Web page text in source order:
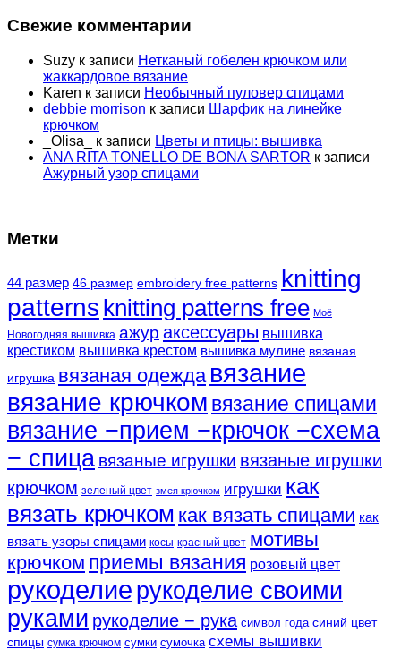
Свежие комментарии
Suzy к записи Нетканый гобелен крючком или
жаккардовое вязание
Karen к записи Необычный пуловер спицами
debbie morrison к записи Шарфик на линейке
крючком
_Olisa_
к записи Цветы и птицы: вышивка
ANA RITA TONELLO DE BONA SARTOR к записи
Ажурный узор спицами
Метки
44 размер 46 размер embroidery free patterns knitting
patterns knitting patterns free Моё
Новогодняя вышивка ажур аксессуары вышивка
крестиком вышивка крестом вышивка мулине вязаная
игрушка вязаная одежда вязание
вязание крючком вязание спицами
вязание −прием −крючок −схема
− спица вязаные игрушки вязаные игрушки
крючком зеленый цвет змея крючком игрушки как
вязать крючком как вязать спицами как
вязать узоры спицами косы красный цвет мотивы
крючком приемы вязания розовый цвет
рукоделие рукоделие своими
руками рукоделие − рука символ года синий цвет
спицы сумка крючком сумки сумочка схемы вышивки